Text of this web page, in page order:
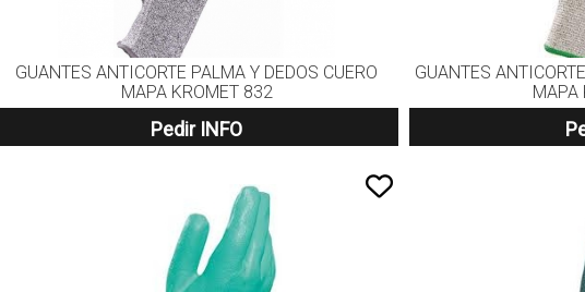
GUANTES ANTICORTE PALMA Y DEDOS CUERO
MAPA KROMET 832
Pedir INFO
GUANTES
MAPA